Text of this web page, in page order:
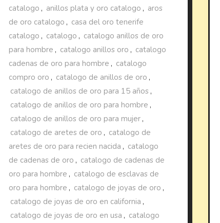
catalogo , anillos plata y oro catalogo , aros
de oro catalogo , casa del oro tenerife
catalogo , catalogo , catalogo anillos de oro
para hombre , catalogo anillos oro , catalogo
cadenas de oro para hombre , catalogo
compro oro , catalogo de anillos de oro ,
catalogo de anillos de oro para 15 años ,
catalogo de anillos de oro para hombre ,
catalogo de anillos de oro para mujer ,
catalogo de aretes de oro , catalogo de
aretes de oro para recien nacida , catalogo
de cadenas de oro , catalogo de cadenas de
oro para hombre , catalogo de esclavas de
oro para hombre , catalogo de joyas de oro ,
catalogo de joyas de oro en california ,
catalogo de joyas de oro en usa , catalogo